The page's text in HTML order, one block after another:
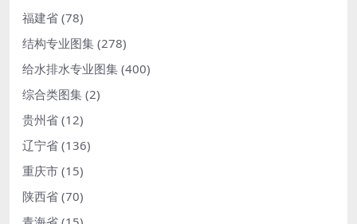
福建省 (78)
结构专业图集 (278)
给水排水专业图集 (400)
综合类图集 (2)
贵州省 (12)
辽宁省 (136)
重庆市 (15)
陕西省 (70)